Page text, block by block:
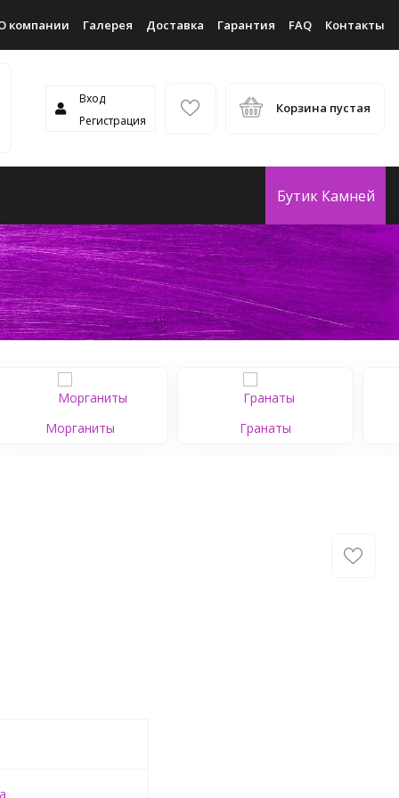
компании Галерея Доставка Гарантия FAQ Контакты
Вход
Регистрация
Корзина пустая
Бутик Камней
Морганиты Гранаты